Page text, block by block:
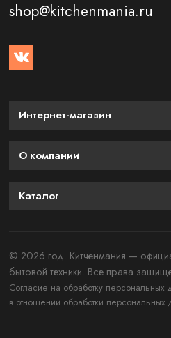
shop@kitchenmania.ru
Интернет-магазин
О компании
Каталог
© 2026 год. Китченмания —
бытовой техники. Все права
Согласие на обработку
в отношении обработки персональных